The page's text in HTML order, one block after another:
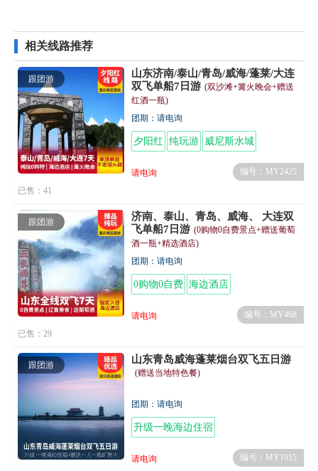
相关线路推荐
跟团游
山东济南/泰山/青岛/威海/蓬莱/大连
双飞单船7日游 (双沙滩+篝火晚会+赠送
红酒一瓶)
团期：请电询
夕阳红 纯玩游 威尼斯水城
请电询
编号：MY2425
已售：41
跟团游
济南、泰山、青岛、威海、 大连双
飞单船7日游 (0购物0自费景点+赠送葡萄
酒一瓶+精选酒店)
团期：请电询
0购物0自费 海边酒店
请电询
编号：MY468
已售：29
跟团游 山东青岛威海蓬莱烟台双飞五日游
(赠送当地特色餐)
团期：请电询
升级一晚海边住宿
请电询
编号：MY1915